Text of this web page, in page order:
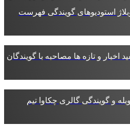
استودیوهای گویندگی فهرست
اخبار و تازه ها مصاحبه با گویندگان
و گویندگی گالری چکاوا تیم